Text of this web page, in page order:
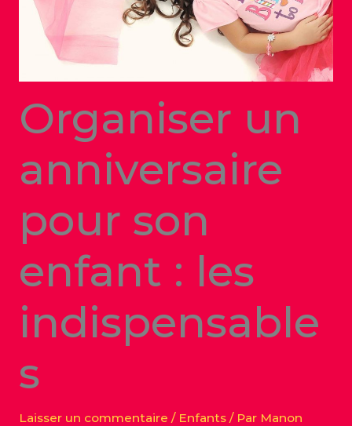
Organiser un
anniversaire
pour son
enfant : les
indispensable
s
Laisser un commentaire / Enfants/ Par Manon